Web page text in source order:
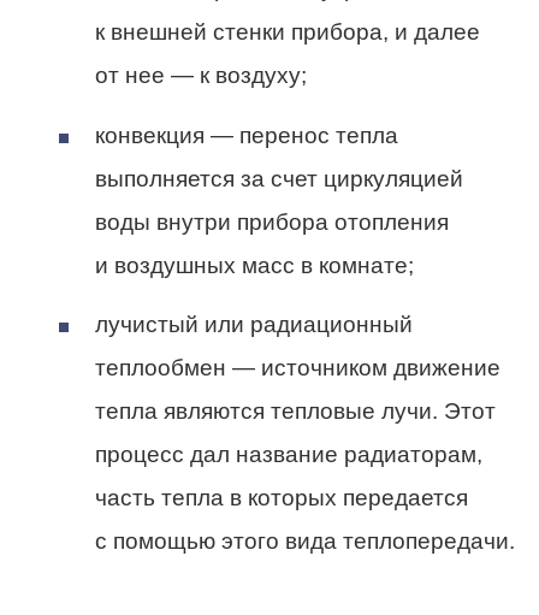
к внешней стенки прибора, и далее
от нее — к воздуху;
конвекция — перенос тепла
выполняется за счет циркуляцией
воды внутри прибора отопления
и воздушных масс в комнате;
лучистый или радиационный
теплообмен — источником движение
тепла являются тепловые лучи. Этот
процесс дал название радиаторам,
часть тепла в которых передается
с помощью этого вида теплопередачи.